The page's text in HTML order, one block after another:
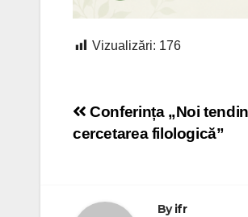
Vizualizări: 176
Navigare
Conferința „Noi
cercetarea filologică”
Byifr